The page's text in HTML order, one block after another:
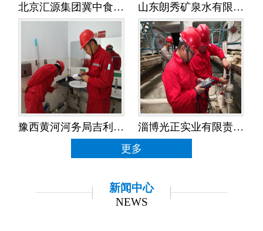
北京汇源集团冀中食品饮料有限公司——水平衡测试 山东朗秀矿泉水有限公司——水平衡测试
豫西黄河河务局吉利黄河河务局——水平衡测试
淄博光正实业有限责任公司——水平衡测试
更多
新闻中心
NEWS